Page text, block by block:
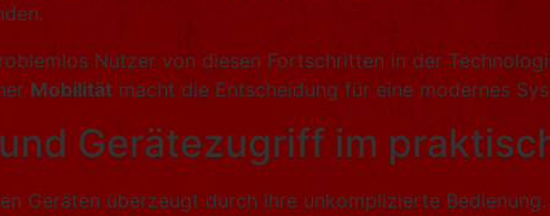
Nutzer von diesen Fortschritten in der
Mobilität macht die Entscheidung für eine modernes
Gerätezugriff im
Geräten überzeugt durch ihre unkomplizierte